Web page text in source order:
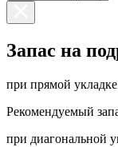
Запас на
при прямой укладке
Рекомендуемый
при диагональной